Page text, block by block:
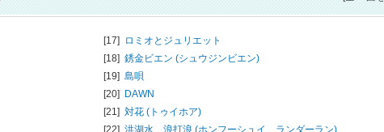
[17] ロミオとジュリエット
[18] 銹金ビエン (シュウジンビエン)
[19] 島唄
[20] DAWN
[21] 対花 (トゥイホア)
[22] 洪湖水、浪打浪 (ホンフーシュイ、ランダーラン)